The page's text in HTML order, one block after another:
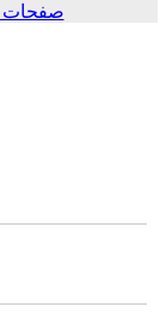
صفحات ۴۴-۳۱